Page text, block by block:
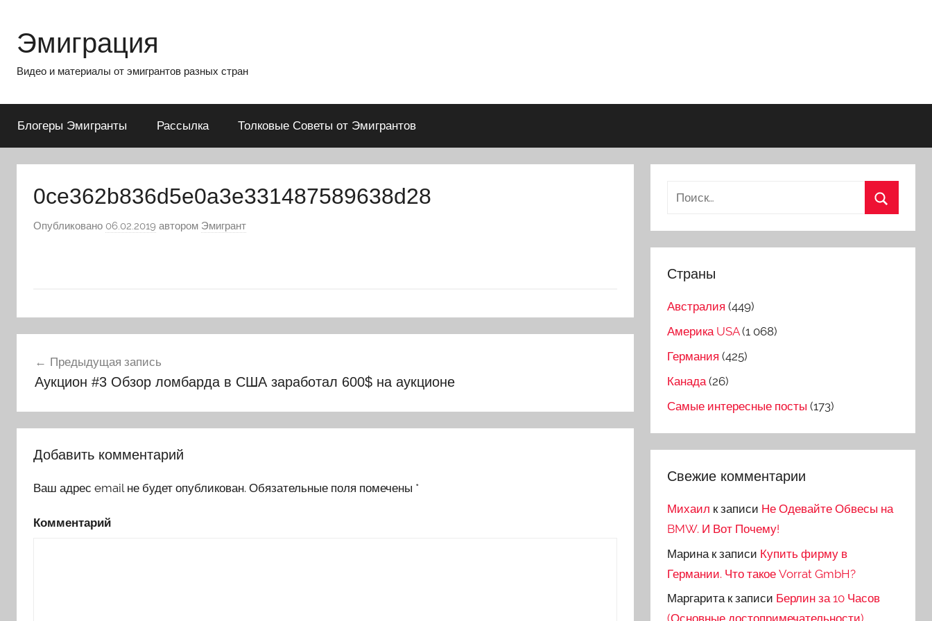
содержимому
Эмиграция
Видео и материалы от эмигрантов разных стран
Блогеры Эмигранты Рассылка Толковые Советы от Эмигрантов
0ce362b836d5e0a3e331487589638d28
Опубликовано 06.02.2019 автором Эмигрант
по
записям
Предыдущая запись
Аукцион #3 Обзор ломбарда в США заработал 600$ на аукционе
Добавить комментарий
Ваш адрес email не будет опубликован. Обязательные поля помечены *
Комментарий
Страны
Австралия (449)
Америка USA(1 068)
Германия (425)
Канада (26)
Самые интересные посты (173)
Свежие комментарии
Михаил к записи Не Одевайте Обвесы на
BMW. И Вот Почему!
Марина к записи Купить фирму в
Германии. Что такое Vorrat GmbH?
Маргаритак записи Берлин за 10 Часов